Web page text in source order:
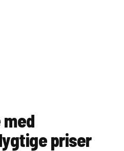
med
priser